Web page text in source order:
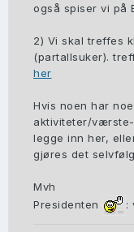
også spiser vi på
2) Vi skal treffes
(partallsuker).
her
Hvis noen har
aktiviteter/
legge inn her,
gjøres det
Mvh
Presidenten
: